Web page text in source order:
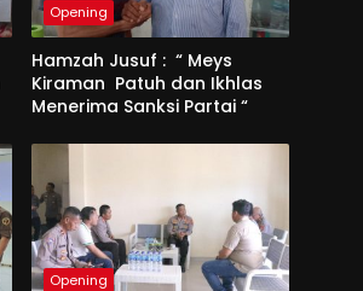
Opening
Hamzah Jusuf : “ Meys
Kiraman Patuh dan Ikhlas
Menerima Sanksi Partai “
Opening